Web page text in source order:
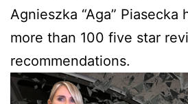
Agnieszka “Aga” Piasecka
more than 100 five star
recommendations.